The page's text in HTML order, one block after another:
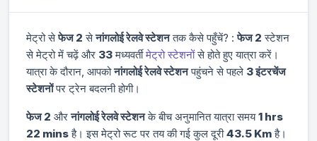
मेट्रो सेफेज 2 सेनांगलोई रेलवे स्टेशनतक कैसे पहुँचें? :फेज 2 स्टेशन
से मेट्रो में चढ़ें और 33मध्यवर्तीमेट्रो स्टेशनोंसे होते हुए यात्रा करें।
यात्रा के दौरान, आपकोनांगलोई रेलवे स्टेशनपहुंचने से पहले 3 इंटरचेंज
स्टेशनोंपर ट्रेन बदलनी होगी।
फेज 2 औरनांगलोई रेलवे स्टेशनके बीच अनुमानित यात्रा समय1 hrs
22 minsहै। इस मेट्रो रूट पर तय की गई कुल दूरी43.5 Kmहै।